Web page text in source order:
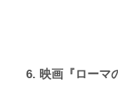
6. 映画『ローマ